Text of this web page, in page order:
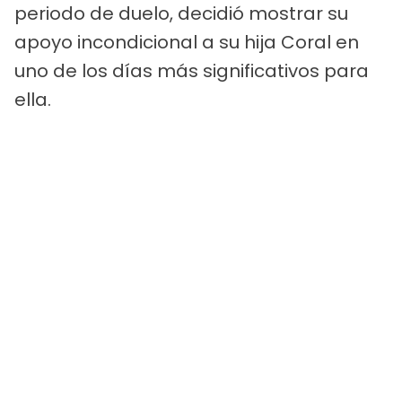
periodo de duelo, decidió mostrar su
apoyo incondicional a su hija Coral en
uno de los días más significativos para
ella.